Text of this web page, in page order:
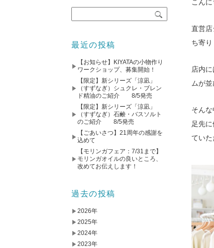
こん
直営
ち寄り
店内
ムが
そん
足先
ていた
最近の投稿
【お知らせ】KIYATAの小物作り
ワークショップ、募集開始！
【限定】新シリーズ「涼凪」
（すずなぎ）シュクレ・ブレン
ド精油のご紹介 8/5発売
【限定】新シリーズ「涼凪」
（すずなぎ）石鹸・バスソルト
のご紹介 8/5発売
【ごあいさつ】21周年の感謝を
込めて
【モリンガフェア：7/31まで】
モリンガオイルの良いところ、
改めてお伝えします！
過去の投稿
2026年
2025年
2024年
2023年